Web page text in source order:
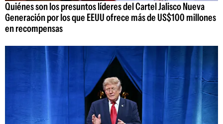
Quiénes son los presuntos líderes del Cartel Jalisco Nueva
Generación por los que EEUU ofrece más de US$100 millones
en recompensas